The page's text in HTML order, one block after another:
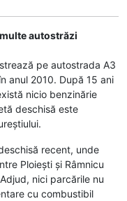
autostrăzi
pe autostrada A3
anul 2010. După 15 ani
nicio benzinărie
deschisă este
recent, unde
Ploiești și Râmnicu
nici parcările nu
cu combustibil